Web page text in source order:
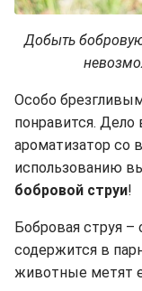
Добыть
Особо
понравится. Дело
ароматизатор со
использованию
бобровой струи!
Бобровая струя –
содержится в
животные метят